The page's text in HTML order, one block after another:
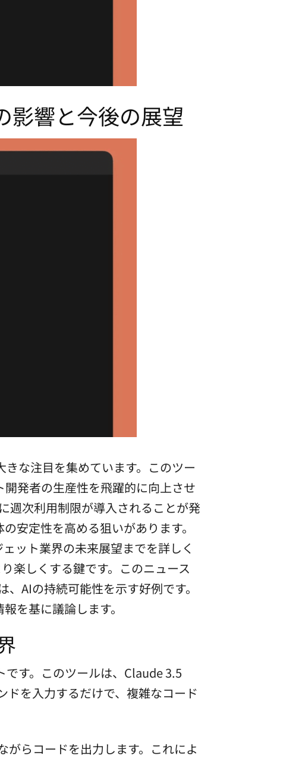
影響と今後の展望
な注目を集めています。このツー
発者の生産性を飛躍的に向上させ
週次利用制限が導入されることが発
安定性を高める狙いがあります。
ット業界の未来展望までを詳しく
楽しくする鍵です。このニュース
AIの持続可能性を示す好例です。
を基に議論します。
す。このツールは、Claude 3.5
を入力するだけで、複雑なコード
らコードを出力します。これによ